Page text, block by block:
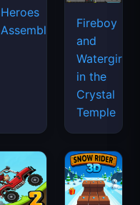
Heroes
Assemble
Fireboy
and
Watergirl
in the
Crystal
Temple